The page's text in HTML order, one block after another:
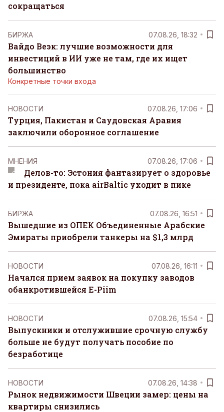
сокращаться
БИРЖА 07.08.26, 18:32
Вайдо Веэк: лучшие возможности для
инвестиций в ИИ уже не там, где их ищет
большинство
Конкретные точки входа
НОВОСТИ 07.08.26, 17:06
Турция, Пакистан и Саудовская Аравия
заключили оборонное соглашение
MНЕНИЯ 07.08.26, 17:06
Делов-то: Эстония фантазирует о здоровье
и президенте, пока airBaltic уходит в пике
БИРЖА 07.08.26, 16:51
Вышедшие из ОПЕК Объединенные Арабские
Эмираты приобрели танкеры на $1,3 млрд
НОВОСТИ 07.08.26, 16:11
Начался прием заявок на покупку заводов
обанкротившейся E-Piim
НОВОСТИ 07.08.26, 15:54
Выпускники и отслужившие срочную службу
больше не будут получать пособие по
безработице
НОВОСТИ 07.08.26, 14:38
Рынок недвижимости Швеции замер: цены на
квартиры снизились